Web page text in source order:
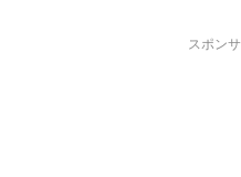
スポン